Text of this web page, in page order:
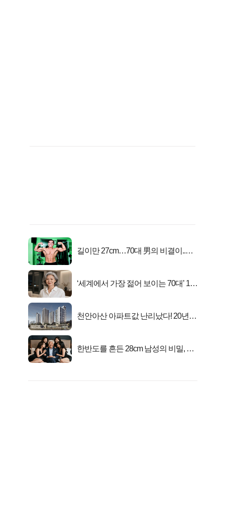
길이만 27cm…70대 男의 비결이..충
‘세계에서 가장 젊어 보이는 70대’ 1위
천안아산 아파트값 난리났다! 20년
한반도를 흔든 28cm 남성의 비밀, 매